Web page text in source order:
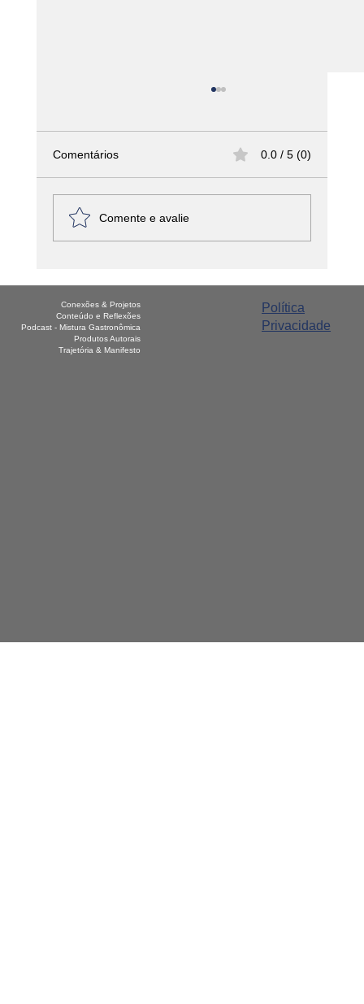
Marmitas que transformam:
Comentários 0.0 / 5 (0)
Comente e avalie
Política
Privacidade
Conexões & Projetos
Conteúdo e Reflexões
Podcast - Mistura Gastronômica
Produtos Autorais
Trajetória & Manifesto